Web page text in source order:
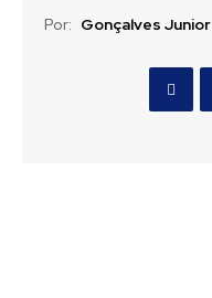
Por: Gonçalves Junior